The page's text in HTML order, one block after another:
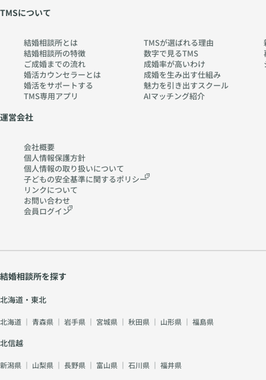
TMSについて
結婚相談所とは
結婚相談所の特徴
ご成婚までの流れ
婚活カウンセラーとは
婚活をサポートする
TMS専用アプリ
TMSが選ばれる理由
数字で見るTMS
成婚率が高いわけ
成婚を生み出す仕組み
魅力を引き出すスクール
AIマッチング紹介
運営会社
会社概要
個人情報保護方針
個人情報の取り扱いについて
子どもの安全基準に関するポリシー
リンクについて
お問い合わせ
会員ログイン
結婚相談所を探す
北海道・東北
北海道 ｜ 青森県 ｜ 岩手県 ｜ 宮城県 ｜ 秋田県 ｜ 山形県 ｜ 福島県
北信越
新潟県 ｜ 山梨県 ｜ 長野県 ｜ 富山県 ｜ 石川県 ｜ 福井県